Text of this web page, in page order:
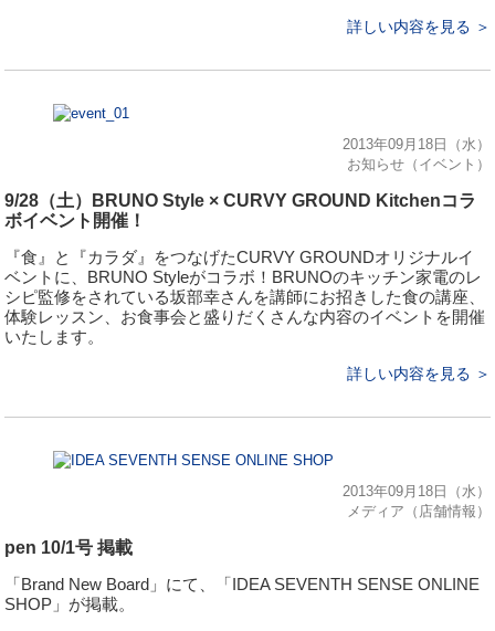
詳しい内容を見る ＞
2013年09月18日（水）
お知らせ（イベント）
9/28（土）BRUNO Style × CURVY GROUND Kitchenコラ
ボイベント開催！
『食』と『カラダ』をつなげたCURVY GROUNDオリジナルイ
ベントに、BRUNO Styleがコラボ！BRUNOのキッチン家電のレ
シピ監修をされている坂部幸さんを講師にお招きした食の講座、
体験レッスン、お食事会と盛りだくさんな内容のイベントを開催
いたします。
詳しい内容を見る ＞
2013年09月18日（水）
メディア（店舗情報）
pen 10/1号 掲載
「Brand New Board」にて、「IDEA SEVENTH SENSE ONLINE
SHOP」が掲載。